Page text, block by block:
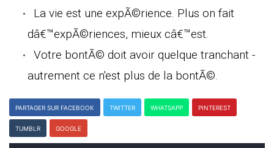
La vie est une expÃ©rience. Plus on fait
dâ€™expÃ©riences, mieux câ€™est.
Votre bontÃ© doit avoir quelque tranchant -
autrement ce n'est plus de la bontÃ©.
PARTAGER SUR FACEBOOK TWITTER WHATSAPP PINTEREST
TUMBLR GOOGLE